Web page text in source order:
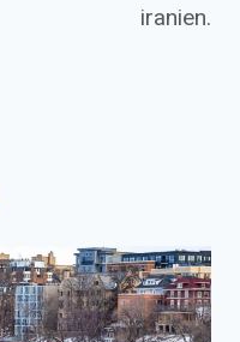
iranien.